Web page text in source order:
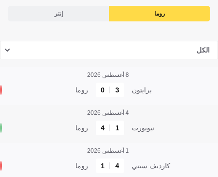
روما إنتر
الكل
8 أغسطس 2026
برايتون 3
0 روما
4 أغسطس 2026
نيوبورت 1
4 روما
1 أغسطس 2026
كارديف سيتي 4
1 روما